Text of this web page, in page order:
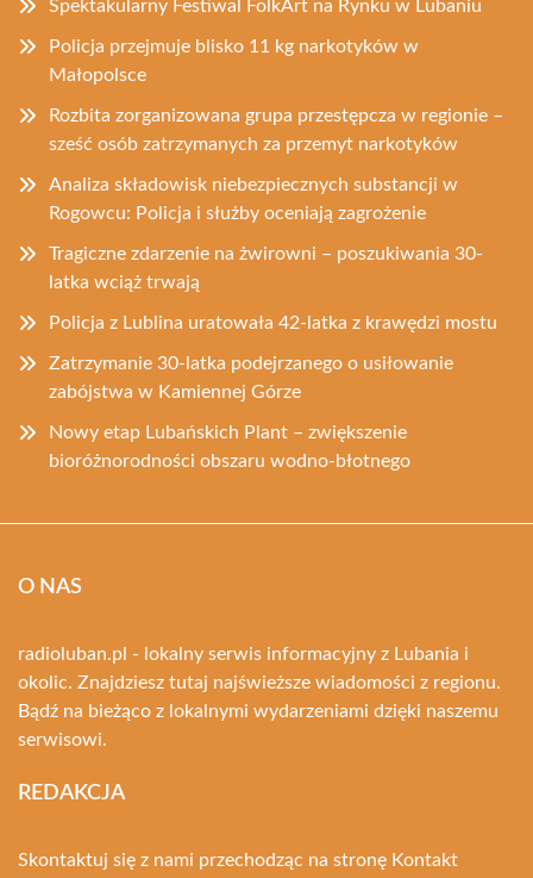
Spektakularny Festiwal FolkArt na Rynku w Lubaniu
Policja przejmuje blisko 11 kg narkotyków w
Małopolsce
Rozbita zorganizowana grupa przestępcza w regionie –
sześć osób zatrzymanych za przemyt narkotyków
Analiza składowisk niebezpiecznych substancji w
Rogowcu: Policja i służby oceniają zagrożenie
Tragiczne zdarzenie na żwirowni – poszukiwania 30-
latka wciąż trwają
Policja z Lublina uratowała 42-latka z krawędzi mostu
Zatrzymanie 30-latka podejrzanego o usiłowanie
zabójstwa w Kamiennej Górze
Nowy etap Lubańskich Plant – zwiększenie
bioróżnorodności obszaru wodno-błotnego
O NAS
radioluban.pl - lokalny serwis informacyjny z Lubania i
okolic. Znajdziesz tutaj najświeższe wiadomości z regionu.
Bądź na bieżąco z lokalnymi wydarzeniami dzięki naszemu
serwisowi.
REDAKCJA
Skontaktuj się z nami przechodząc na stronę Kontakt